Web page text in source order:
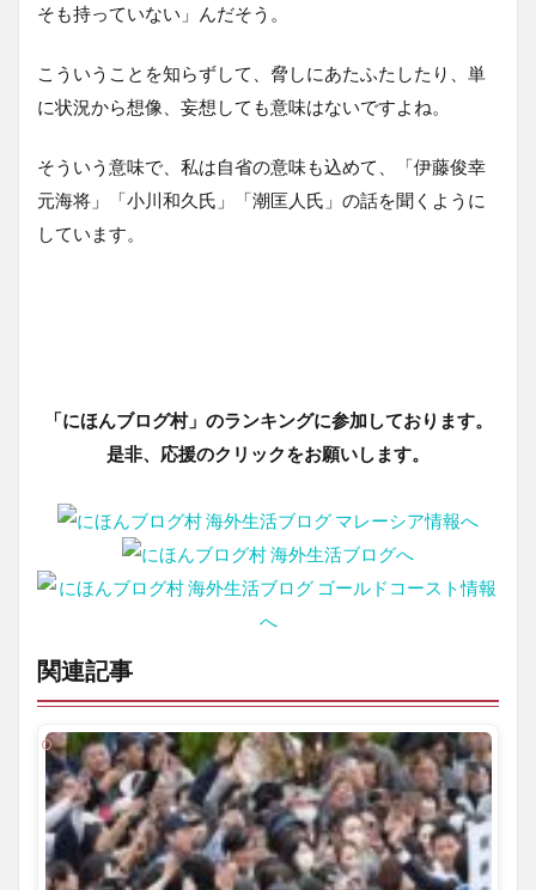
そも持っていない」んだそう。
こういうことを知らずして、脅しにあたふたしたり、単
に状況から想像、妄想しても意味はないですよね。
そういう意味で、私は自省の意味も込めて、「伊藤俊幸
元海将」「小川和久氏」「潮匡人氏」の話を聞くように
しています。
「にほんブログ村」のランキングに参加しております。
是非、応援のクリックをお願いします。
関連記事